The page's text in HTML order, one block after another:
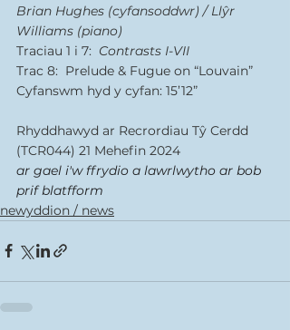
Brian Hughes (cyfansoddwr) / Llŷr
Williams (piano)
Traciau 1 i 7: Contrasts I-VII
Trac 8:  Prelude & Fugue on “Louvain”
Cyfanswm hyd y cyfan: 15’12”
Rhyddhawyd ar Recrordiau Tŷ Cerdd
(TCR044) 21 Mehefin 2024
ar gael i'w ffrydio a lawrlwytho ar bob
prif blatfform
newyddion / news